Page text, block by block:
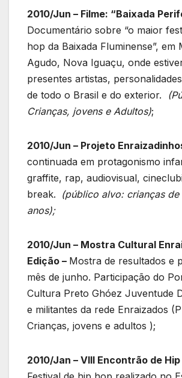
2010/Jun – Filme: “Baixada
Documentário sobre “o maior
hop da Baixada Fluminense”, em
Agudo, Nova Iguaçu, onde
presentes artistas,
de todo o Brasil e do exterior.
Crianças, jovens e Adultos);
2010/Jun – Projeto
continuada em protagonismo
graffite, rap, audiovisual,
break. (público alvo: crianças de
anos);
2010/Jun – Mostra Cultural
Edição – Mostra de resultados e
mês de junho. Participação do
Cultura Preto Ghóez Juventude
e militantes da rede Enraizados
Crianças, jovens e adultos );
2010/Jan – VIII Encontrão de